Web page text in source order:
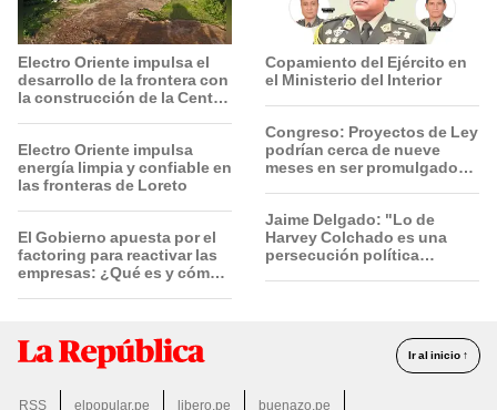
Electro Oriente impulsa el
desarrollo de la frontera con
la construcción de la Central
Electro Oriente impulsa
energía limpia y confiable en
las fronteras de Loreto
El Gobierno apuesta por el
factoring para reactivar las
empresas: ¿Qué es y cómo
Copamiento del Ejército en
el Ministerio del Interior
Congreso: Proyectos de Ley
podrían cerca de nueve
meses en ser promulgados
Jaime Delgado: "Lo de
Harvey Colchado es una
persecución política
Ir al inicio ↑
RSS elpopular.pe libero.pe buenazo.pe